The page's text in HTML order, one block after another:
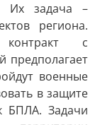
Их задача –
региона.
с
военные
в защите
БПЛА. Задачи